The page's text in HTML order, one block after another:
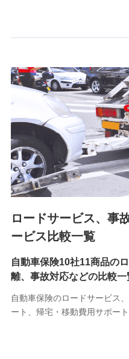
7.社員（従業者）の個人
人事･勤怠･健康・労務等の
退職関連処理等の各種手続
業員同士の連絡のため
8.取引先個人情報
取引先としての選定業務、
続き業務、取引管理業務、
のため
9.お問い合わせ情報
各種お問い合わせに対応する
10.受託業務の 個人情報
受託業務の遂行およびこれ
11.マイカー通勤管理ク
ロードサービス、事
ービス比較一覧
自動車保険10社11商品の
離、事故対応などの比較一
自動車保険のロードサービス
ート、帰宅・移動費用サポー